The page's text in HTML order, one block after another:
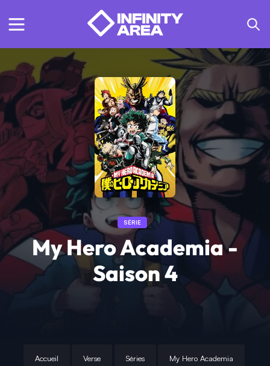
SÉRIE
My Hero Academia -
Saison 4
Accueil Verse Séries My Hero Academia